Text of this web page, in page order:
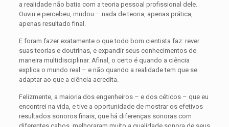
a realidade não batia com a teoria pessoal profissional dele.
Ouviu e percebeu, mudou – nada de teoria, apenas prática,
apenas resultado final.
E foram fazer exatamente o que todo bom cientista faz: rever
suas teorias e doutrinas, e expandir seus conhecimentos de
maneira multidisciplinar. Afinal, o certo é quando a ciência
explica o mundo real – e não quando a realidade tem que se
adaptar ao que a ciência acredita.
Felizmente, a maioria dos engenheiros – e dos céticos – que eu
encontrei na vida, e tive a oportunidade de mostrar os efetivos
resultados sonoros finais, que há diferenças sonoras com